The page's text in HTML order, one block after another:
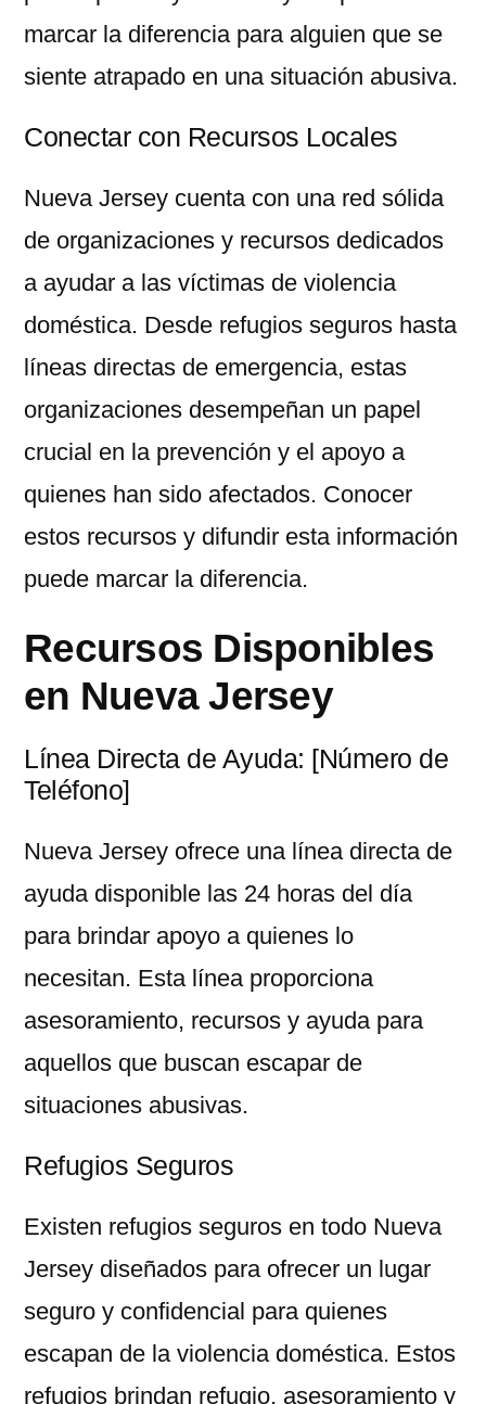
marcar la diferencia para alguien que se
siente atrapado en una situación abusiva.
Conectar con Recursos Locales
Nueva Jersey cuenta con una red sólida
de organizaciones y recursos dedicados
a ayudar a las víctimas de violencia
doméstica. Desde refugios seguros hasta
líneas directas de emergencia, estas
organizaciones desempeñan un papel
crucial en la prevención y el apoyo a
quienes han sido afectados. Conocer
estos recursos y difundir esta información
puede marcar la diferencia.
Recursos Disponibles
en Nueva Jersey
Línea Directa de Ayuda: [Número de
Teléfono]
Nueva Jersey ofrece una línea directa de
ayuda disponible las 24 horas del día
para brindar apoyo a quienes lo
necesitan. Esta línea proporciona
asesoramiento, recursos y ayuda para
aquellos que buscan escapar de
situaciones abusivas.
Refugios Seguros
Existen refugios seguros en todo Nueva
Jersey diseñados para ofrecer un lugar
seguro y confidencial para quienes
escapan de la violencia doméstica. Estos
refugios brindan refugio, asesoramiento y